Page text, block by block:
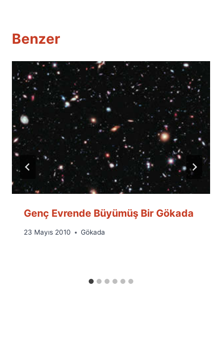
Benzer
Genç Evrende Büyümüş Bir Gökada
By
23 Mayıs 2010 Gökada